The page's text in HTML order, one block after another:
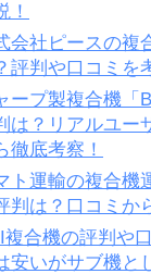
！
会社ピースの複
評判や口コミを
ープ製複合機「
は？リアルユー
徹底考察！
ト運輸の複合機
判は？口コミか
複合機の評判や
安いがサブ機と